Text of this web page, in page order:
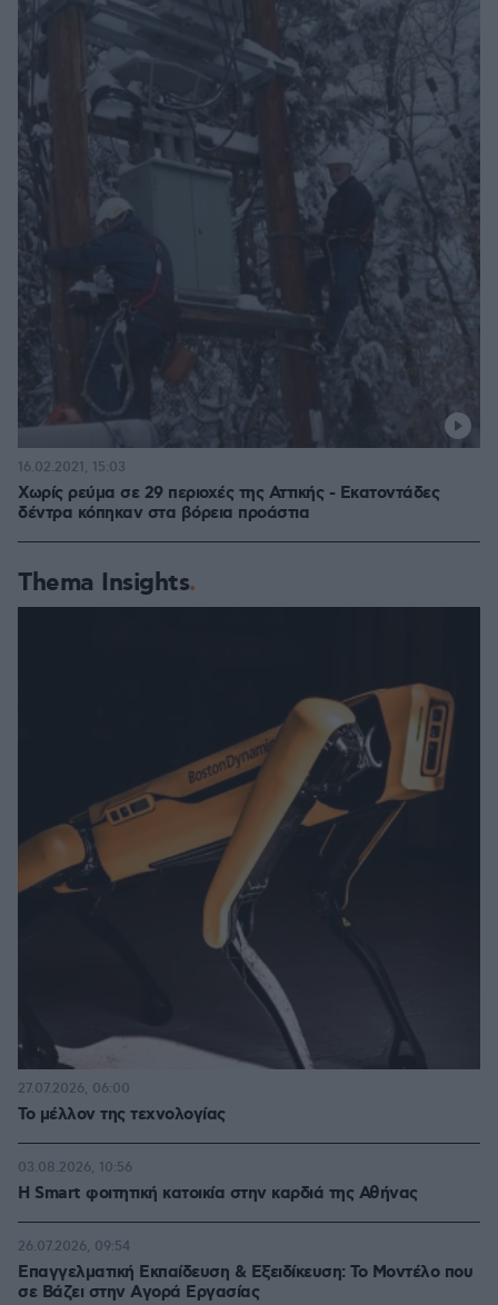
Χωρίς ρεύμα σε 29 περιοχές της Αττικής - Εκατοντάδες
δέντρα κόπηκαν στα βόρεια προάστια
16.02.2021, 15:03
Thema Insights
Το μέλλον της τεχνολογίας
27.07.2026, 06:00
Η Smart φοιτητική κατοικία στην καρδιά της Αθήνας
03.08.2026, 10:56
Επαγγελματική Εκπαίδευση & Εξειδίκευση: Το Mοντέλο που
σε Bάζει στην Aγορά Eργασίας
26.07.2026, 09:54